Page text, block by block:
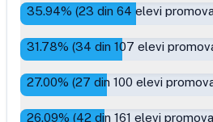
35.94% (23 din 64 elevi
31.78% (34 din 107 elevi
27.00% (27 din 100 elevi
26.09% (42 din 161 elevi